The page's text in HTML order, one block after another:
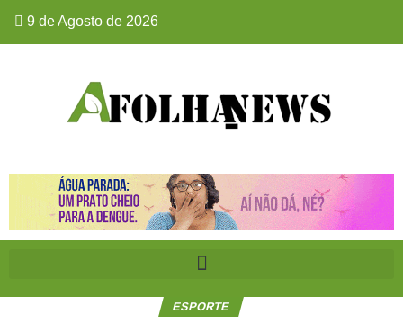
9 de Agosto de 2026
ESPORTE